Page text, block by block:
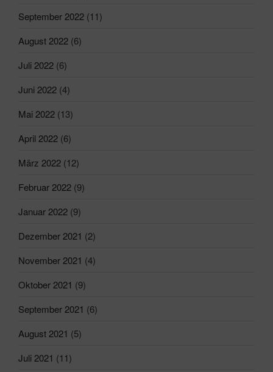
September 2022 (11)
August 2022 (6)
Juli 2022 (6)
Juni 2022 (4)
Mai 2022 (13)
April 2022 (6)
März 2022 (12)
Februar 2022 (9)
Januar 2022 (9)
Dezember 2021 (2)
November 2021 (4)
Oktober 2021 (9)
September 2021 (6)
August 2021 (5)
Juli 2021 (11)